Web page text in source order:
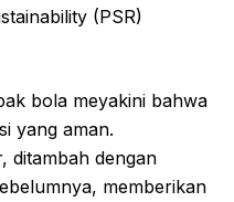
(PSR)
bola meyakini bahwa
yang aman.
ditambah dengan
memberikan